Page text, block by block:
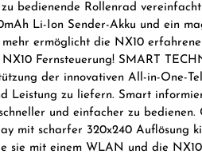
bedienende Rollenrad
Li-Ion Sender-Akku und ein
ermöglicht die NX10
Fernsteuerung! SMART
der innovativen All-in-One-
Leistung zu liefern. Smart
und einfacher zu
mit scharfer 320x240 Auflösung
sie mit einem WLAN und die